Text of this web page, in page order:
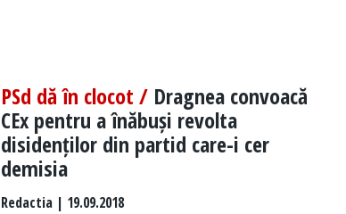
PSd dă în clocot / Dragnea convoacă
CEx pentru a înăbuși revolta
disidenților din partid care-i cer
demisia
Redactia| 19.09.2018